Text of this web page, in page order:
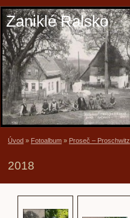
Zaniklé Ralsko
Úvod » Fotoalbum » Proseč – Proschwitz
2018